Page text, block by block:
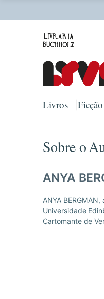
Livros Ficção
Sobre o
ANYA
ANYA
Universidade
Cartomante de